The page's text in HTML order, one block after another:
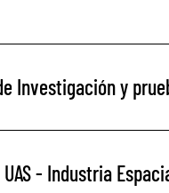
Investigación y
- Industria